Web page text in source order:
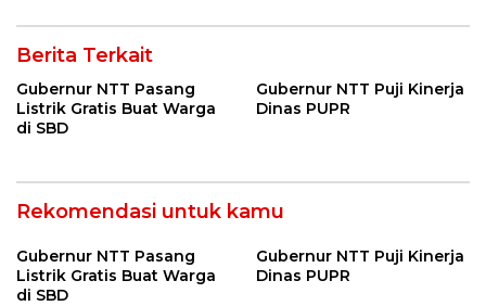
Berita Terkait
Gubernur NTT Pasang
Listrik Gratis Buat Warga
di SBD
Gubernur NTT Puji Kinerja
Dinas PUPR
Rekomendasi untuk kamu
Gubernur NTT Pasang
Listrik Gratis Buat Warga
di SBD
Gubernur NTT Puji Kinerja
Dinas PUPR